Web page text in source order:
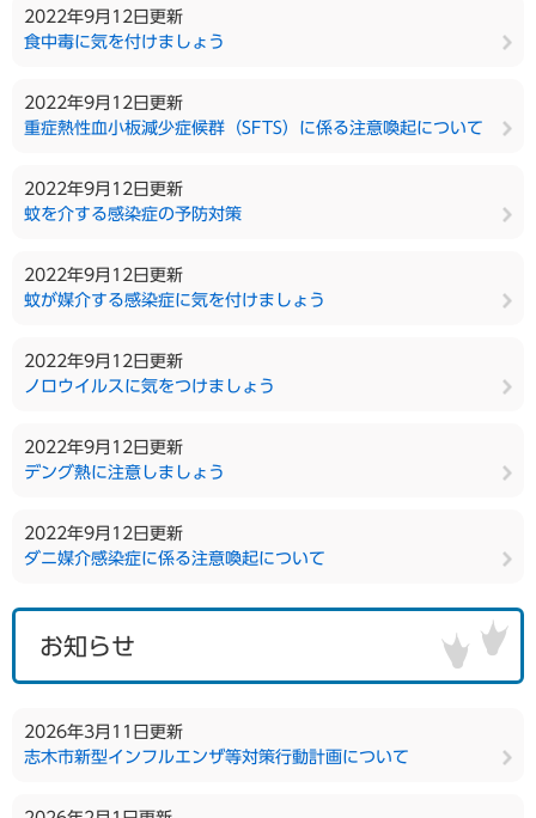
2022年9月12日更新
食中毒に気を付けましょう
2022年9月12日更新
重症熱性血小板減少症候群（SFTS）に係る注意喚起について
2022年9月12日更新
蚊を介する感染症の予防対策
2022年9月12日更新
蚊が媒介する感染症に気を付けましょう
2022年9月12日更新
ノロウイルスに気をつけましょう
2022年9月12日更新
デング熱に注意しましょう
2022年9月12日更新
ダニ媒介感染症に係る注意喚起について
お知らせ
2026年3月11日更新
志木市新型インフルエンザ等対策行動計画について